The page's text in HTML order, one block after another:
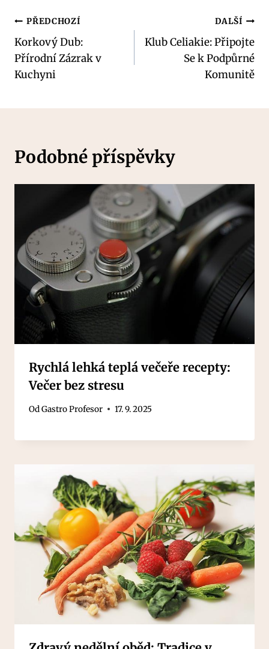
Navigace
pro
příspěvek
PŘEDCHOZÍ
Korkový Dub:
Přírodní Zázrak v
Kuchyni
DALŠÍ
Klub Celiakie: Připojte
Se k Podpůrné
Komunitě
Podobné příspěvky
Rychlá lehká teplá večeře recepty:
Večer bez stresu
OdGastro Profesor 17. 9. 2025